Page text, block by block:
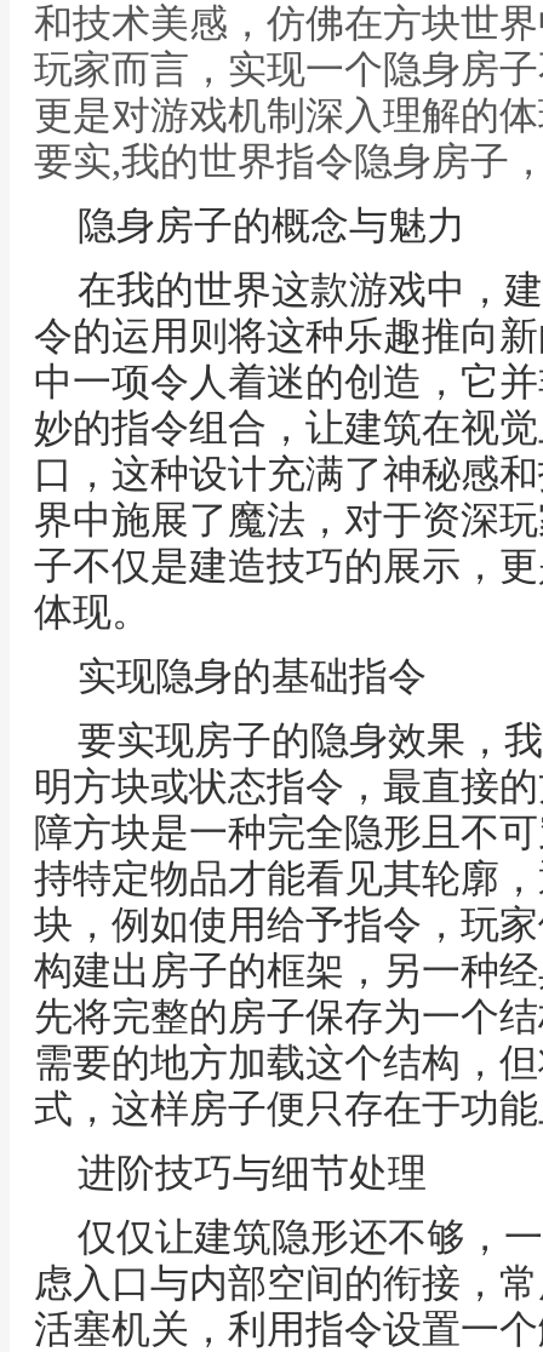
和技术美感，仿佛在方块世
玩家而言，实现一个隐身房
更是对游戏机制深入理解的
要实,我的世界指令隐身房子
隐身房子的概念与魅力
在我的世界这款游戏中，
令的运用则将这种乐趣推向
中一项令人着迷的创造，它
妙的指令组合，让建筑在视
口，这种设计充满了神秘感
界中施展了魔法，对于资深
子不仅是建造技巧的展示，
体现。
实现隐身的基础指令
要实现房子的隐身效果，
明方块或状态指令，最直接
障方块是一种完全隐形且不
持特定物品才能看见其轮廓
块，例如使用给予指令，玩
构建出房子的框架，另一种
先将完整的房子保存为一个
需要的地方加载这个结构，
式，这样房子便只存在于功
进阶技巧与细节处理
仅仅让建筑隐形还不够，
虑入口与内部空间的衔接，
活塞机关，利用指令设置一